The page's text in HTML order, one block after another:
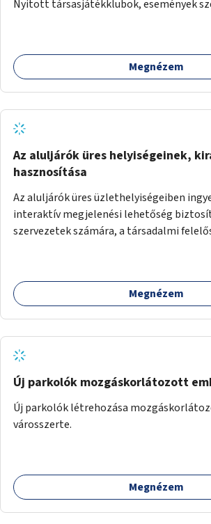
Nyitott társasjátékklubok, események
Megnézem
Az aluljárók üres helyiségeinek,
hasznosítása
Az aluljárók üres üzlethelyiségeiben
interaktív megjelenési lehetőség
szervezetek számára, a társadalmi
például rajzokkal, kérdésekkel,
vagy akciónapokkal – bérleti és közüzemi
Megnézem
Új parkolók mozgáskorlátozott
Új parkolók létrehozása
városszerte.
Megnézem